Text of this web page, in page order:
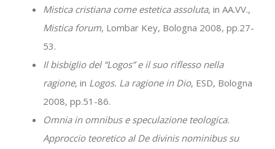
Mistica cristiana come estetica assoluta, in AA.VV.,
Mistica forum, Lombar Key, Bologna 2008, pp.27-
53.
Il bisbiglio del “Logos” e il suo riflesso nella
ragione, in Logos. La ragione in Dio, ESD, Bologna
2008, pp.51-86.
Omnia in omnibus e speculazione teologica.
Approccio teoretico al De divinis nominibus su